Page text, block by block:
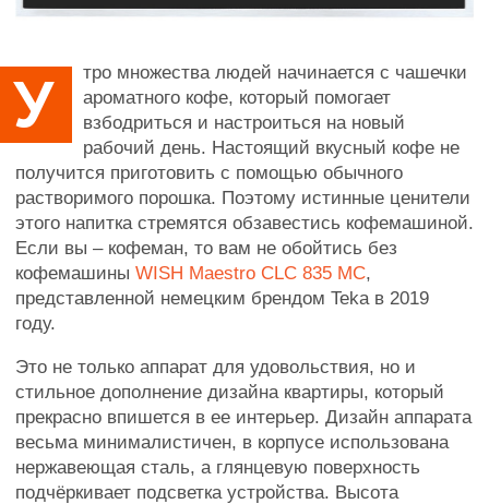
У
тро множества людей начинается с чашечки
ароматного кофе, который помогает
взбодриться и настроиться на новый
рабочий день. Настоящий вкусный кофе не
получится приготовить с помощью обычного
растворимого порошка. Поэтому истинные ценители
этого напитка стремятся обзавестись кофемашиной.
Если вы – кофеман, то вам не обойтись без
кофемашины WISH Maestro CLC 835 MC,
представленной немецким брендом Teka в 2019
году.
Это не только аппарат для удовольствия, но и
стильное дополнение дизайна квартиры, который
прекрасно впишется в ее интерьер. Дизайн аппарата
весьма минималистичен, в корпусе использована
нержавеющая сталь, а глянцевую поверхность
подчёркивает подсветка устройства. Высота